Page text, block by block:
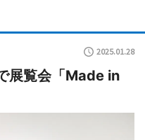
2025.01.28
展覧会「Made in